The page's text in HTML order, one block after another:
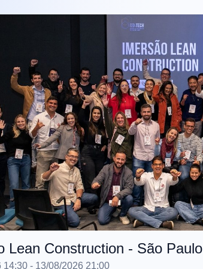
Lean Construction - São Paulo
14:30 - 13/08/2026 21:00